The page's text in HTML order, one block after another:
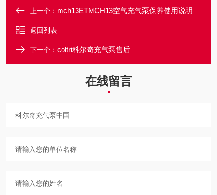
上一个： mch13ETMCH13空气充气泵保养使用说明
返回列表
下一个： coltri科尔奇充气泵售后
在线留言